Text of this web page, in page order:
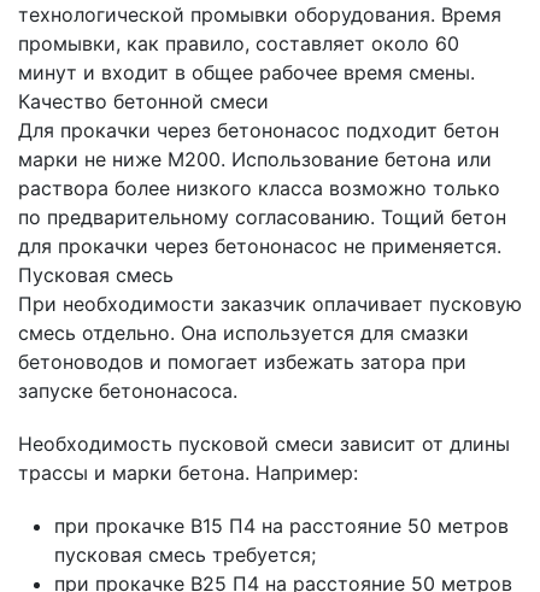
технологической промывки оборудования. Время
промывки, как правило, составляет около 60
минут и входит в общее рабочее время смены.
Качество бетонной смеси
Для прокачки через бетононасос подходит бетон
марки не ниже М200. Использование бетона или
раствора более низкого класса возможно только
по предварительному согласованию. Тощий бетон
для прокачки через бетононасос не применяется.
Пусковая смесь
При необходимости заказчик оплачивает пусковую
смесь отдельно. Она используется для смазки
бетоноводов и помогает избежать затора при
запуске бетононасоса.
Необходимость пусковой смеси зависит от длины
трассы и марки бетона. Например:
при прокачке В15 П4 на расстояние 50 метров
пусковая смесь требуется;
при прокачке В25 П4 на расстояние 50 метров